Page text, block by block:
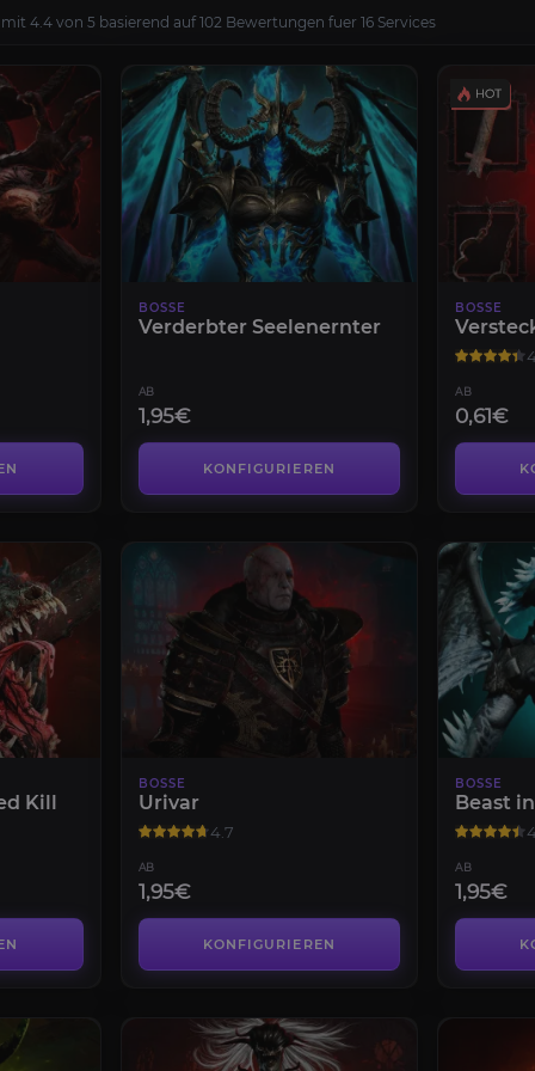
4.4 von 5 basierend auf 102 Bewertungen fuer 16 Services
BOSSE
Verderbter Seelenernter
AB
1,95€
KONFIGURIEREN
BOSSE
AB
0,61€
Kill
BOSSE
Urivar
4.7
AB
1,95€
KONFIGURIEREN
BOSSE
Beast
AB
1,95€